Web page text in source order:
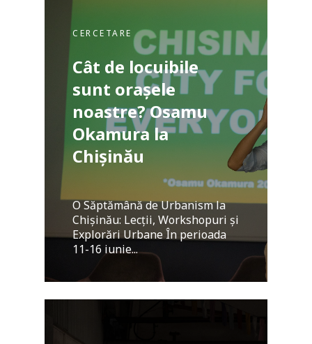
CERCETARE
Cât de locuibile
sunt orașele
noastre? Osamu
Okamura la
Chișinău
O Săptămână de Urbanism la
Chișinău: Lecții, Workshopuri și
Explorări Urbane În perioada
11-16 iunie...